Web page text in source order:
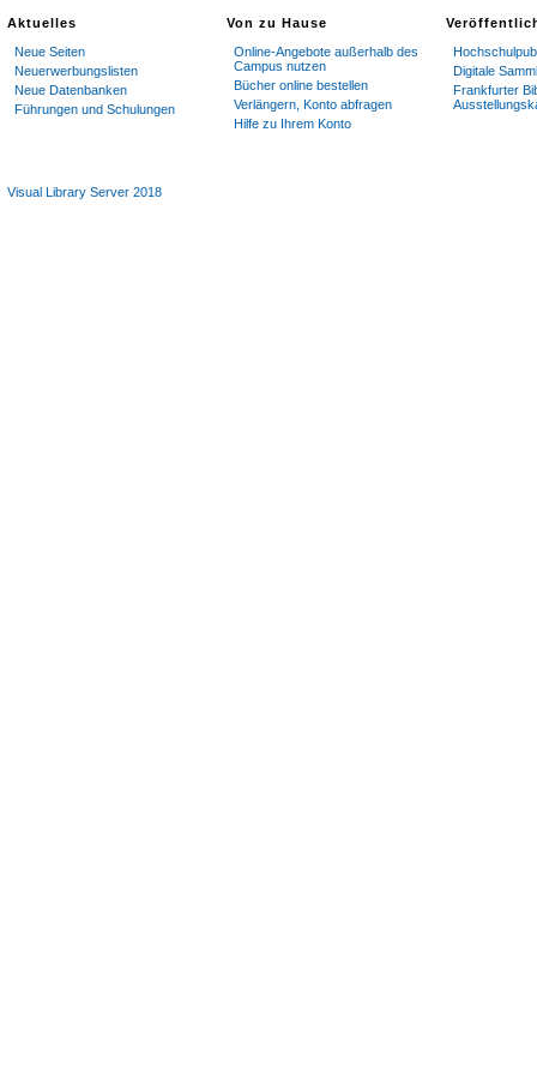
Aktuelles
Neue Seiten
Neuerwerbungslisten
Neue Datenbanken
Führungen und Schulungen
Von zu Hause
Online-Angebote außerhalb des
Campus nutzen
Bücher online bestellen
Verlängern, Konto abfragen
Hilfe zu Ihrem Konto
Digitale
Frankfurter
Visual Library Server 2018